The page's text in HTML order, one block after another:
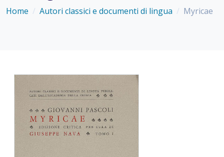
Home Autori classici e documenti di lingua Myricae